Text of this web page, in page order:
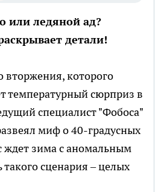
или ледяной ад?
детали!
вторжения, которого
температурный сюрприз в
специалист "Фобоса"
миф о 40-градусных
ждет зима с аномальным
сценария – целых